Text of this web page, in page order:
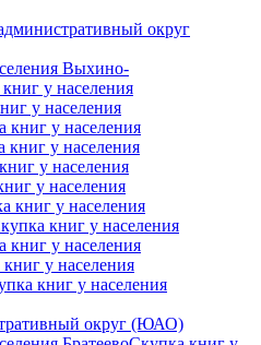
округ
Выхино-
у населения
у населения
книг у населения
книг у населения
у населения
у населения
книг у населения
книг у населения
книг у населения
у населения
книг у населения
округ (ЮАО)